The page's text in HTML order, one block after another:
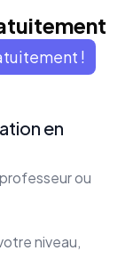
!
en
ou
niveau,